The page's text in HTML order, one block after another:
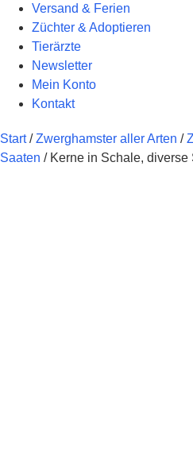
Versand & Ferien
Züchter & Adoptieren
Tierärzte
Newsletter
Mein Konto
Kontakt
Start/Zwerghamster aller Arten /
Saaten / Kerne in Schale, diverse